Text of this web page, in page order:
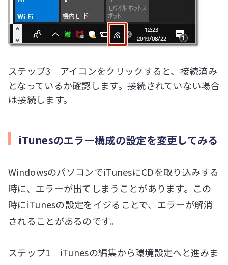
ステップ3 アイコンをクリックすると、接続済み
となっているか確認します。接続されていない場合
は接続します。
iTunesのエラー構成の設定を変更してみる
WindowsのパソコンでiTunesにCDを取り込みする
時に、エラーが出てしまうことがあります。この
時にiTunesの設定をイジることで、エラーが解消
されることがあるのです。
ステップ1 iTunesの編集から環境設定へと進みま